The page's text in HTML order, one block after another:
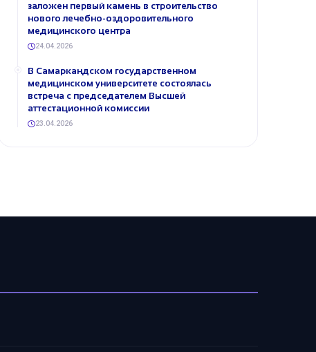
заложен первый камень в строительство
нового лечебно-оздоровительного
медицинского центра
24.04.2026
В Самаркандском государственном
медицинском университете состоялась
встреча с председателем Высшей
аттестационной комиссии
23.04.2026